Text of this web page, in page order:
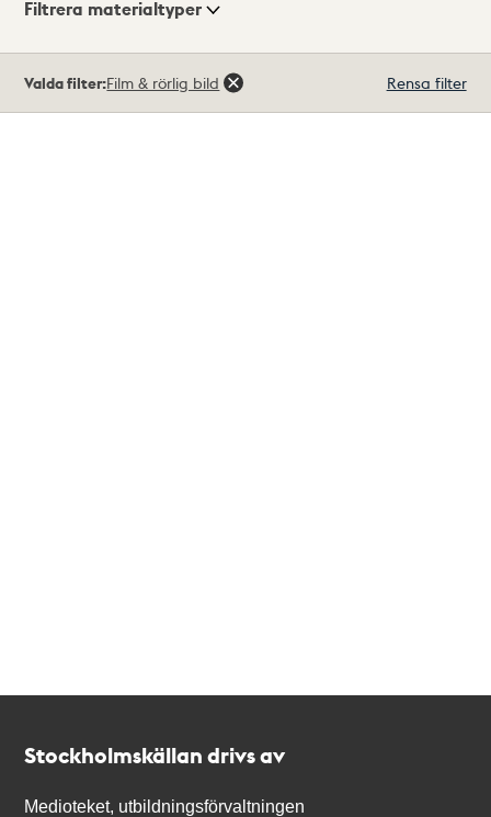
Visningsläge
Filtrera materialtyper
träffar
Valda filter:Film & rörlig bild Rensa filter
Stockholmskällan drivs av
Medioteket, utbildningsförvaltningen